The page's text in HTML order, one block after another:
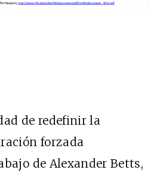
de redefinir la
forzada
de Alexander Betts,